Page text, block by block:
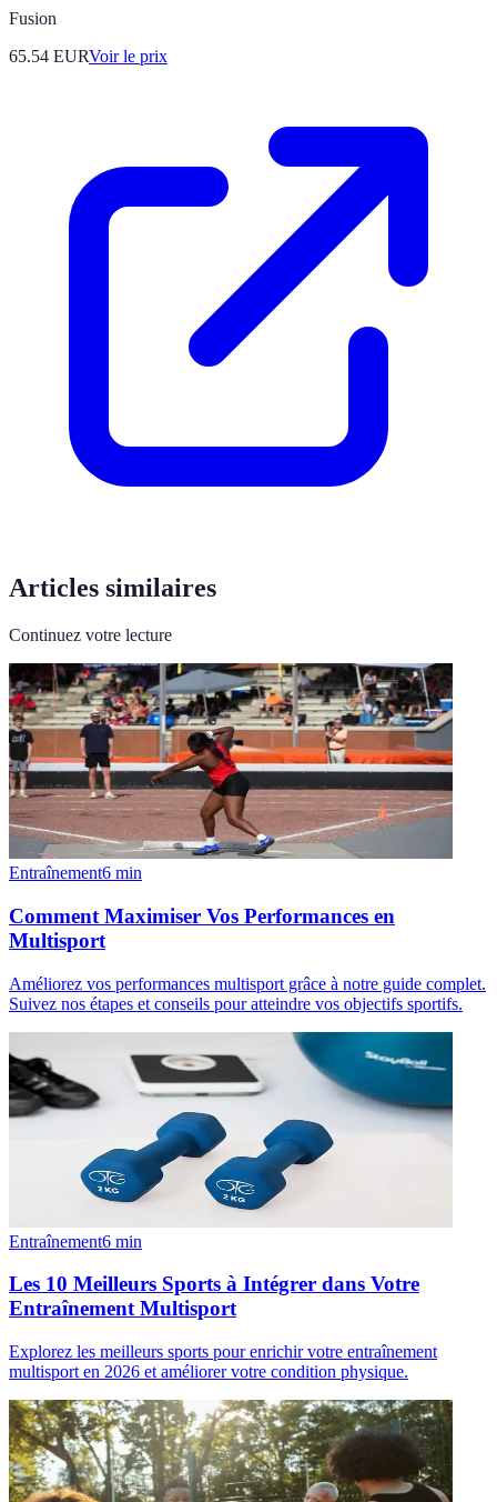
Fusion
65.54 EURVoir le prix
Articles similaires
Continuez votre lecture
Entraînement6 min
Comment Maximiser Vos Performances en
Multisport
Améliorez vos performances multisport grâce à notre guide complet.
Suivez nos étapes et conseils pour atteindre vos objectifs sportifs.
Entraînement6 min
Les 10 Meilleurs Sports à Intégrer dans Votre
Entraînement Multisport
Explorez les meilleurs sports pour enrichir votre entraînement
multisport en 2026 et améliorer votre condition physique.